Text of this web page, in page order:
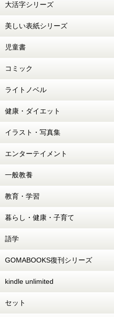
大活字シリーズ
美しい表紙シリーズ
児童書
コミック
ライトノベル
健康・ダイエット
イラスト・写真集
エンターテイメント
一般教養
教育・学習
暮らし・健康・子育て
語学
GOMABOOKS復刊シリーズ
kindle unlimited
セット